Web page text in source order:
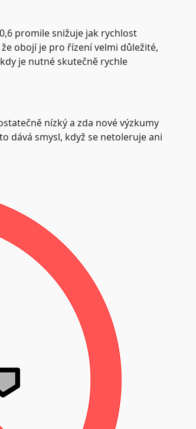
promile snižuje jak rychlost
obojí je pro řízení velmi důležité,
je nutné skutečně rychle
nízký a zda nové výzkumy
dává smysl, když se netoleruje ani